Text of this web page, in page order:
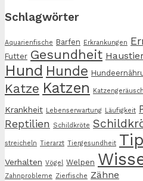
Schlagwörter
Aquarienfische Barfen Erkrankungen
Futter Gesundheit
Hund Hunde
Katze Katzen
Krankheit Lebenserwartung Läufigkeit
Reptilien Schildkröte
streicheln Tierarzt Tiergesundheit
Verhalten Vögel Welpen
Zahnprobleme Zierfische Zähne